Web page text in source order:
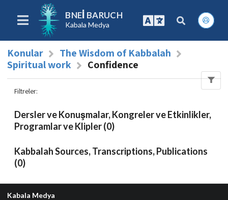
BNEI BARUCH
Kabala Medya
Konular
The Wisdom of Kabbalah
Spiritual work
Confidence
Filtreler:
Dersler ve Konuşmalar, Kongreler ve Etkinlikler,
Programlar ve Klipler (0)
Kabbalah Sources, Transcriptions, Publications
(0)
Kabala Medya